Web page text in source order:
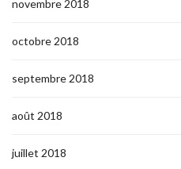
novembre 2018
octobre 2018
septembre 2018
août 2018
juillet 2018